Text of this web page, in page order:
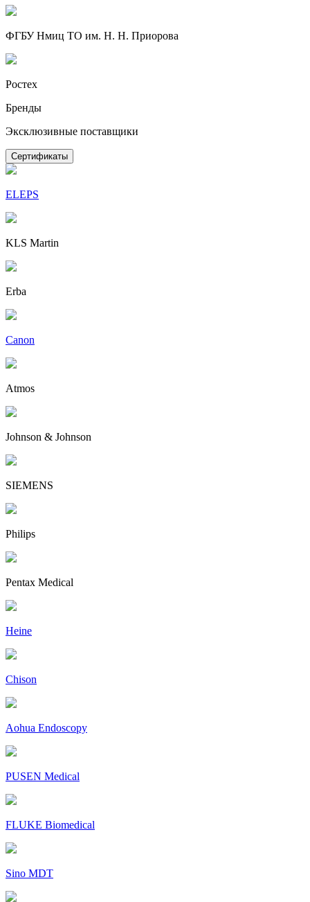
ФГБУ Нмиц ТО им. Н. Н. Приорова
Ростех
Бренды
Эксклюзивные поставщики
Сертификаты
ELEPS
KLS Martin
Erba
Canon
Atmos
Johnson & Johnson
SIEMENS
Philips
Pentax Medical
Heine
Chison
Aohua Endoscopy
PUSEN Medical
FLUKE Biomedical
Sino MDT